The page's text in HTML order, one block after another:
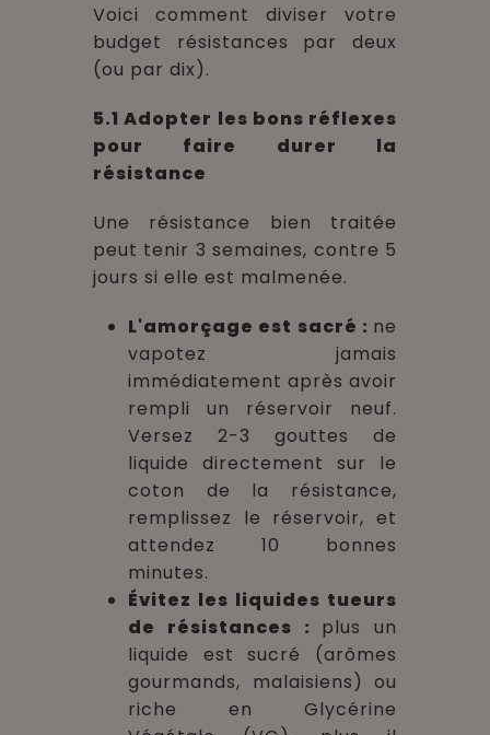
Voici comment diviser votre
budget résistances par deux
(ou par dix).
5.1 Adopter les bons réflexes
pour faire durer la
résistance
Une résistance bien traitée
peut tenir 3 semaines, contre 5
jours si elle est malmenée.
L'amorçage est sacré : ne
vapotez jamais
immédiatement après avoir
rempli un réservoir neuf.
Versez 2-3 gouttes de
liquide directement sur le
coton de la résistance,
remplissez le réservoir, et
attendez 10 bonnes
minutes.
Évitez les liquides tueurs
de résistances : plus un
liquide est sucré (arômes
gourmands, malaisiens) ou
riche en Glycérine